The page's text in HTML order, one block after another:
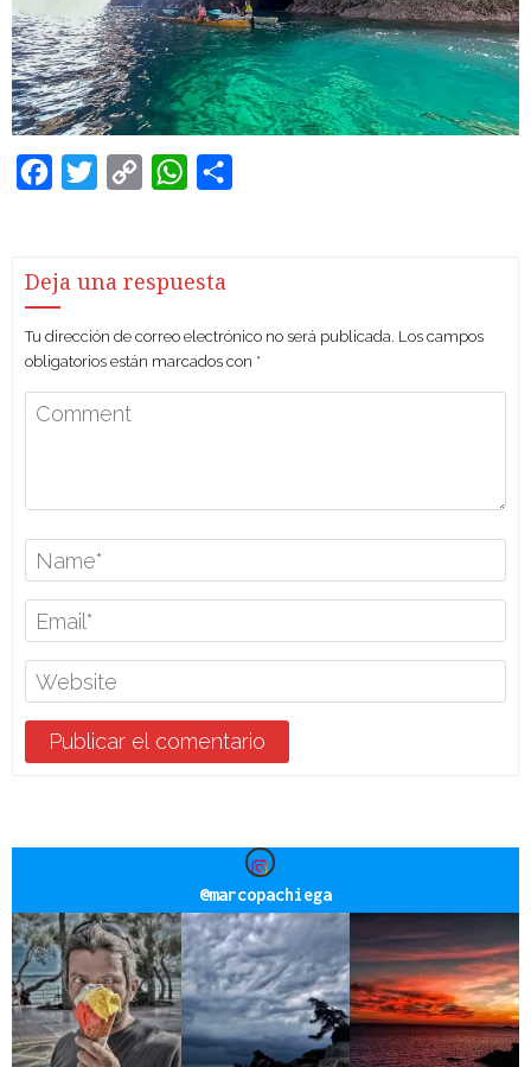
Facebook
Twitter Copy
WhatsApp
Deja una respuesta
Tu dirección de correo electrónico no será publicada. Los campos
obligatorios están marcados con *
@marcopachiega